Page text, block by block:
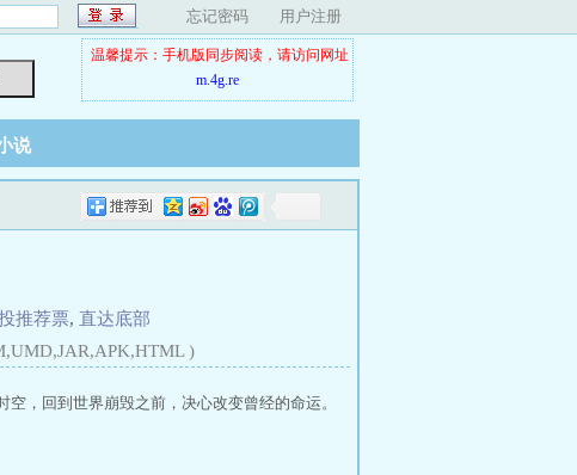
忘记密码 用户注册
温馨提示：手机版同步阅读，请访问网址
m.4g.re
说
推荐票, 直达底部
)
，回到世界崩毁之前，决心改变曾经的命运。